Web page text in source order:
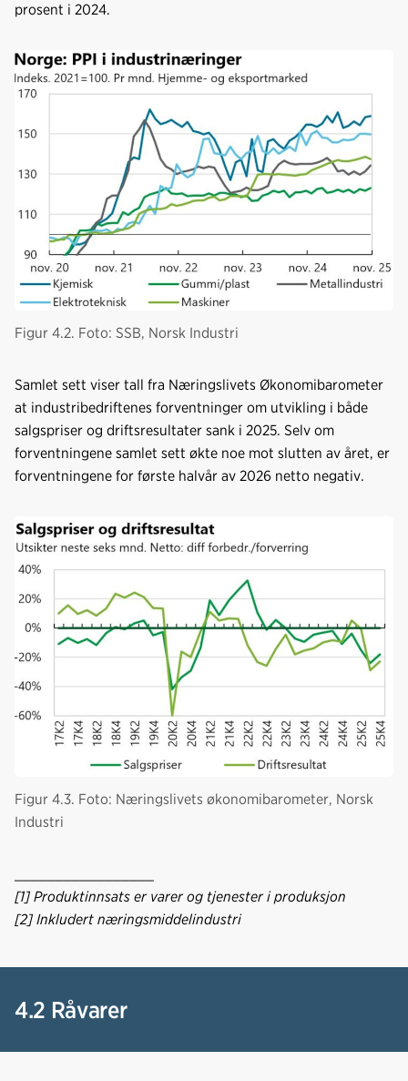
prosent i 2024.
Figur 4.2. Foto: SSB, Norsk Industri
Samlet sett viser tall fra Næringslivets Økonomibarometer
at industribedriftenes forventninger om utvikling i både
salgspriser og driftsresultater sank i 2025. Selv om
forventningene samlet sett økte noe mot slutten av året, er
forventningene for første halvår av 2026 netto negativ.
Figur 4.3. Foto: Næringslivets økonomibarometer, Norsk
Industri
[1] Produktinnsats er varer og tjenester i produksjon
[2] Inkludert næringsmiddelindustri
4.2 Råvarer